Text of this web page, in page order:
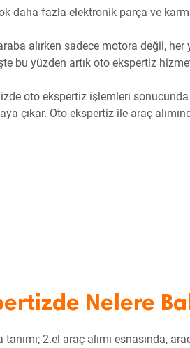
daha fazla elektronik parça ve
alırken sadece motora değil,
bu yüzden artık oto ekspertiz
oto ekspertiz işlemleri
çıkar. Oto ekspertiz ile araç
Nelere
tanımı; 2.el araç alımı esnasında,